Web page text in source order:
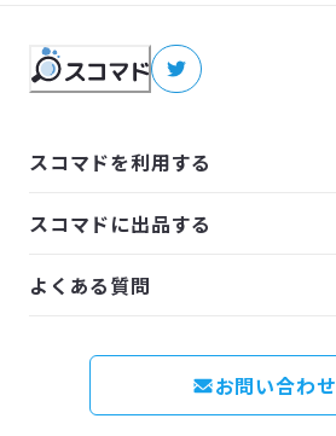
スコマドを利用する
スコマドに出品する
よくある質問
お問い合わせ